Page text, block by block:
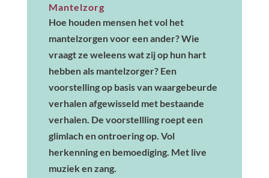
Mantelzorg
Hoe houden mensen het vol het
mantelzorgen voor een ander? Wie
vraagt ze weleens wat zij op hun hart
hebben als mantelzorger? Een
voorstelling op basis van waargebeurde
verhalen afgewisseld met bestaande
verhalen. De voorstellling roept een
glimlach en ontroering op. Vol
herkenning en bemoediging. Met live
muziek en zang.